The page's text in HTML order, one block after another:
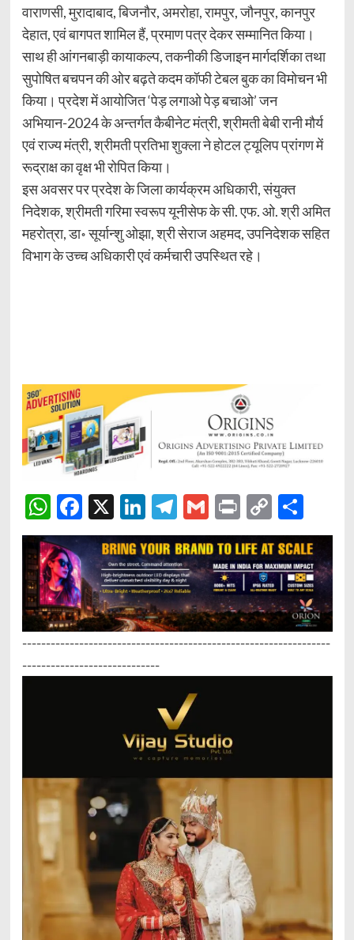
वाराणसी, मुरादाबाद, बिजनौर, अमरोहा, रामपुर, जौनपुर, कानपुर
देहात, एवं बागपत शामिल हैं, प्रमाण पत्र देकर सम्मानित किया।
साथ ही आंगनबाड़ी कायाकल्प, तकनीकी डिजाइन मार्गदर्शिका तथा
सुपोषित बचपन की ओर बढ़ते कदम कॉफी टेबल बुक का विमोचन भी
किया। प्रदेश में आयोजित ‘पेड़ लगाओ पेड़ बचाओ’ जन
अभियान-2024 के अन्तर्गत कैबीनेट मंत्री, श्रीमती बेबी रानी मौर्य
एवं राज्य मंत्री, श्रीमती प्रतिभा शुक्ला ने होटल ट्यूलिप प्रांगण में
रूद्राक्ष का वृक्ष भी रोपित किया।
इस अवसर पर प्रदेश के जिला कार्यक्रम अधिकारी, संयुक्त
निदेशक, श्रीमती गरिमा स्वरूप यूनीसेफ के सी. एफ. ओ. श्री अमित
महरोत्रा, डा॰ सूर्यान्शु ओझा, श्री सेराज अहमद, उपनिदेशक सहित
विभाग के उच्च अधिकारी एवं कर्मचारी उपस्थित रहे।
WhatsApp
Facebook
X LinkedIn
Telegram
Gmail
Print
Copy
Link
-----------------------------------------------------------------
-----------------------------